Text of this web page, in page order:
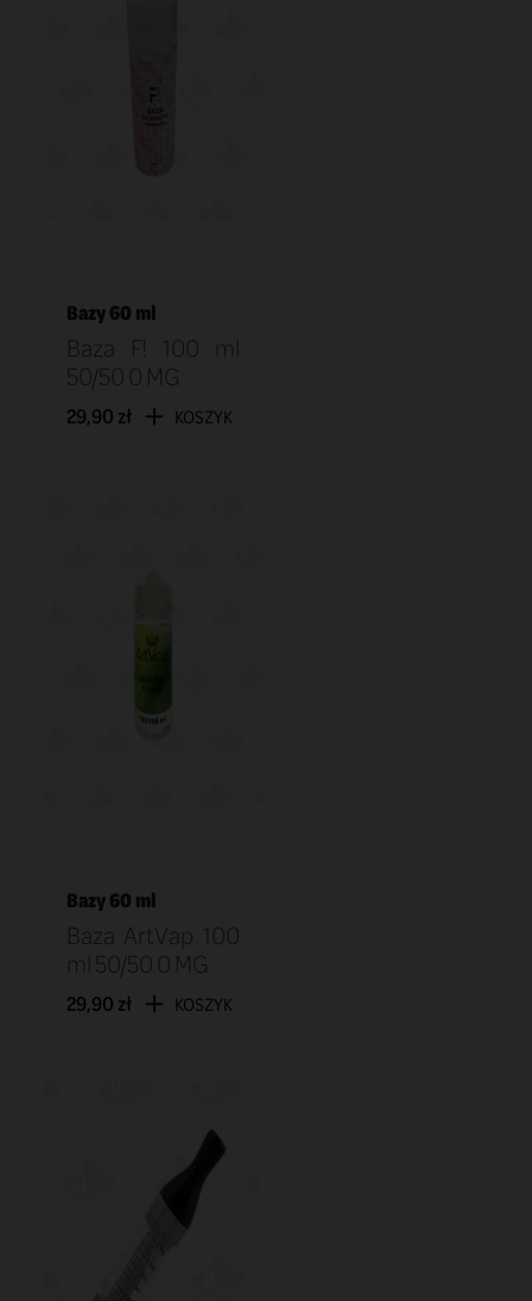
Bazy 60 ml
Baza F! 100 ml
50/50 0 MG
29,90 zł KOSZYK
Bazy 60 ml
Baza ArtVap 100
ml 50/50 0 MG
29,90 zł KOSZYK